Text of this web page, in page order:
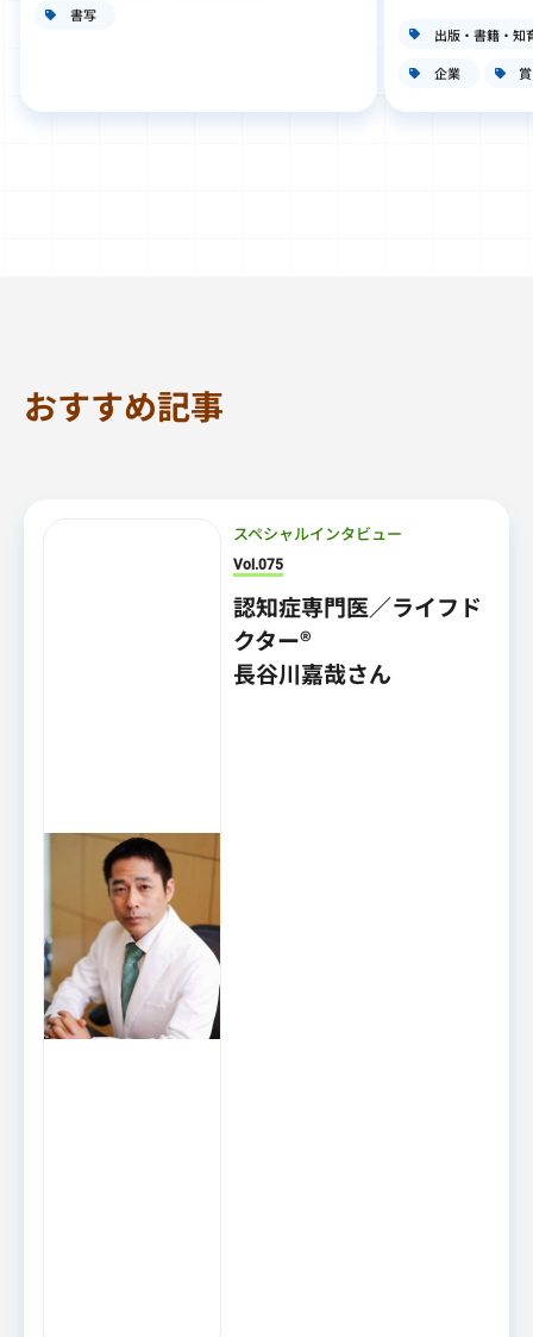
書写
出版・書籍・知
企業 賞
おすすめ記事
スペシャルインタビュー
Vol.075
認知症専門医／ライフド
クター®
長谷川嘉哉さん